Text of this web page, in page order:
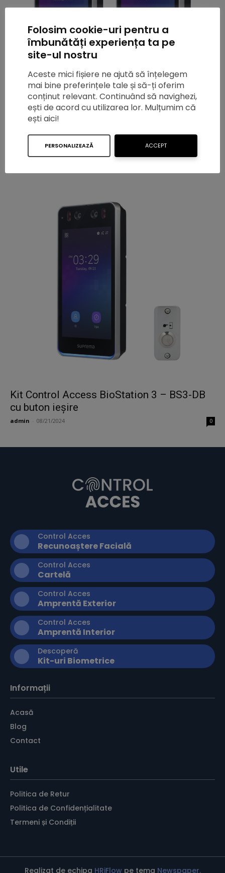
Kit Control Access BioStation 3 – BS3-DB
cu două cititoare pe ușă
Kit Control Access BioStation 3 – BS3-DB
cu buton ieșire
admin 08/21/2024 0
Control Acces
Recunoaștere Facială
Control Acces
Cartelă
Control Acces
Amprentă Exterior
Control Acces
Amprentă Interior
Descoperă
Kit-uri Biometrice
Informații
Acasă
Blog
Contact
Utile
Politica de Retur
Politica de Confidențialitate
Termeni și Condiții
Realizat de echipa HRiFlowpe tema Newspaper.
Folosim cookie-uri pentru a
îmbunătăți experiența ta pe
site-ul nostru
Aceste mici fișiere ne ajută să înțelegem
mai bine preferințele tale și să-ți oferim
conținut relevant. Continuând să navighezi,
ești de acord cu utilizarea lor. Mulțumim că
ești aici!
PERSONALIZEAZĂ ACCEPT